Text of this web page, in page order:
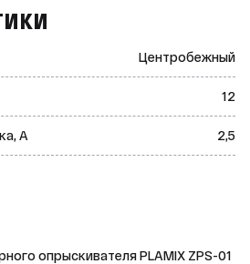
Центробежный
12
А 2,5
опрыскивателя PLAMIX ZPS-01